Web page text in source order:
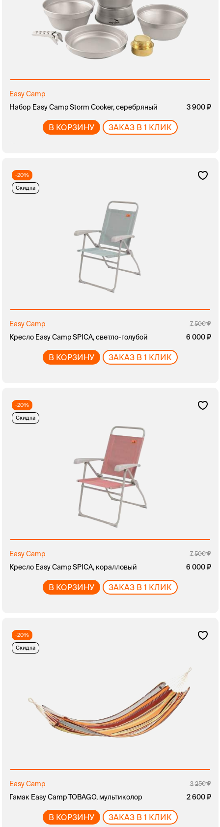
Easy Camp
Набор Easy Camp Storm Cooker, серебряный
3 900
В КОРЗИНУ ЗАКАЗ В 1 КЛИК
-20%
Скидка
Easy Camp 7 500
Кресло Easy Camp SPICA, светло-голубой 6 000
В КОРЗИНУ ЗАКАЗ В 1 КЛИК
-20%
Скидка
Easy Camp 7 500
Кресло Easy Camp SPICA, коралловый 6 000
В КОРЗИНУ ЗАКАЗ В 1 КЛИК
-20%
Скидка
Easy Camp 3 250
Гамак Easy Camp TOBAGO, мультиколор 2 600
В КОРЗИНУ ЗАКАЗ В 1 КЛИК